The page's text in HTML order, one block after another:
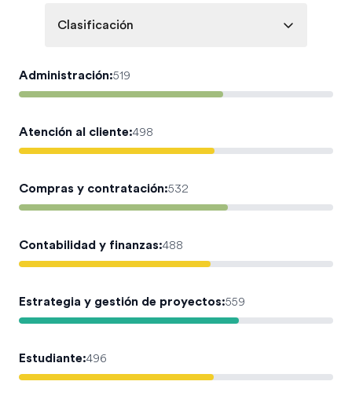
Clasificación
Administración:519
Atención al cliente:498
Compras y contratación:532
Contabilidad y finanzas:488
Estrategia y gestión de proyectos:559
Estudiante:496